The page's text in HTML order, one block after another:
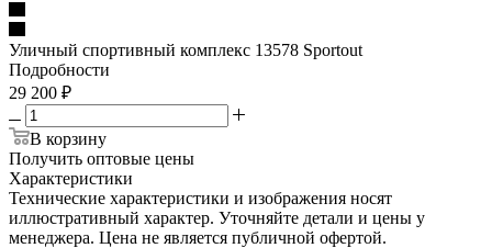
Уличный спортивный комплекс 13578 Sportout
Подробности
29 200 ₽
В корзину
Получить оптовые цены
Характеристики
Технические характеристики и изображения носят
иллюстративный характер. Уточняйте детали и цены у
менеджера. Цена не является публичной офертой.